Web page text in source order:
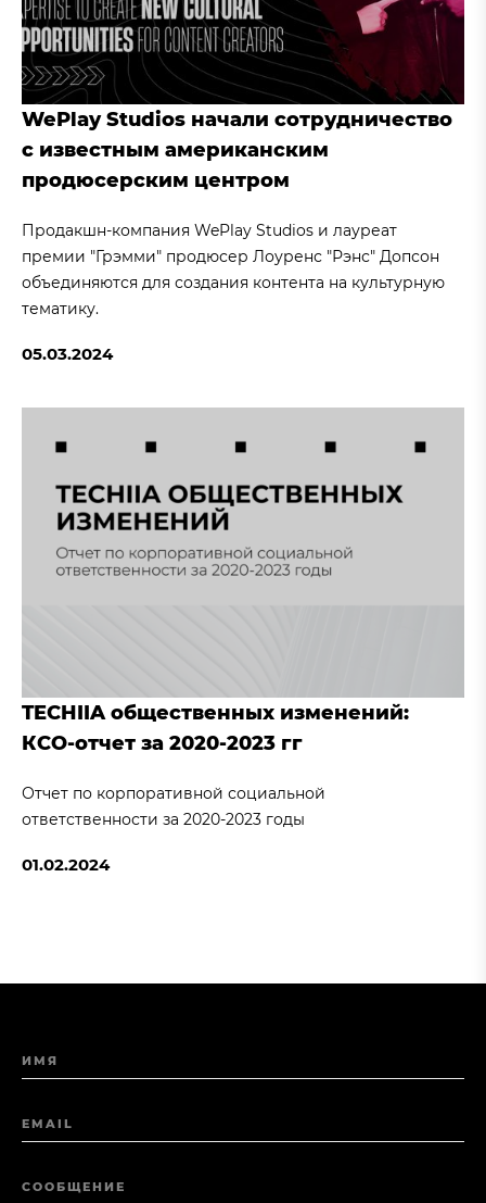
WePlay Studios начали сотрудничество
с известным американским
продюсерским центром
Продакшн-компания WePlay Studios и лауреат
премии "Грэмми" продюсер Лоуренс "Рэнс" Допсон
объединяются для создания контента на культурную
тематику.
05.03.2024
TECHIIA общественных изменений:
КСО-отчет за 2020-2023 гг
Отчет по корпоративной социальной
ответственности за 2020-2023 годы
01.02.2024
ИМЯ
EMAIL
СООБЩЕНИЕ